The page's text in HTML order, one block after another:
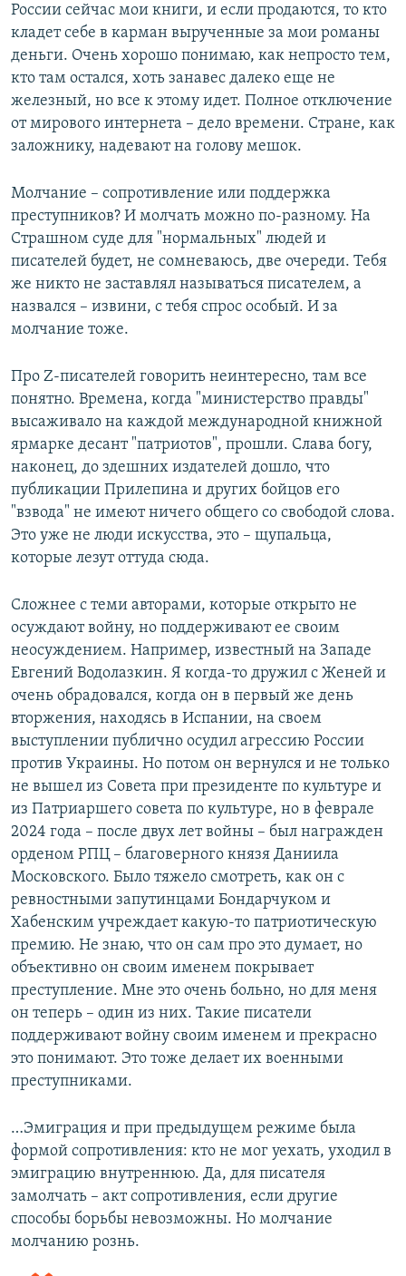
России сейчас мои книги, и если продаются, то кто
кладет себе в карман вырученные за мои романы
деньги. Очень хорошо понимаю, как непросто тем,
кто там остался, хоть занавес далеко еще не
железный, но все к этому идет. Полное отключение
от мирового интернета – дело времени. Стране, как
заложнику, надевают на голову мешок.
Молчание – сопротивление или поддержка
преступников? И молчать можно по-разному. На
Страшном суде для "нормальных" людей и
писателей будет, не сомневаюсь, две очереди. Тебя
же никто не заставлял называться писателем, а
назвался – извини, с тебя спрос особый. И за
молчание тоже.
Про Z-писателей говорить неинтересно, там все
понятно. Времена, когда "министерство правды"
высаживало на каждой международной книжной
ярмарке десант "патриотов", прошли. Слава богу,
наконец, до здешних издателей дошло, что
публикации Прилепина и других бойцов его
"взвода" не имеют ничего общего со свободой слова.
Это уже не люди искусства, это – щупальца,
которые лезут оттуда сюда.
Сложнее с теми авторами, которые открыто не
осуждают войну, но поддерживают ее своим
неосуждением. Например, известный на Западе
Евгений Водолазкин. Я когда-то дружил с Женей и
очень обрадовался, когда он в первый же день
вторжения, находясь в Испании, на своем
выступлении публично осудил агрессию России
против Украины. Но потом он вернулся и не только
не вышел из Совета при президенте по культуре и
из Патриаршего совета по культуре, но в феврале
2024 года – после двух лет войны – был награжден
орденом РПЦ – благоверного князя Даниила
Московского. Было тяжело смотреть, как он с
ревностными запутинцами Бондарчуком и
Хабенским учреждает какую-то патриотическую
премию. Не знаю, что он сам про это думает, но
объективно он своим именем покрывает
преступление. Мне это очень больно, но для меня
он теперь – один из них. Такие писатели
поддерживают войну своим именем и прекрасно
это понимают. Это тоже делает их военными
преступниками.
…Эмиграция и при предыдущем режиме была
формой сопротивления: кто не мог уехать, уходил в
эмиграцию внутреннюю. Да, для писателя
замолчать – акт сопротивления, если другие
способы борьбы невозможны. Но молчание
молчанию рознь.